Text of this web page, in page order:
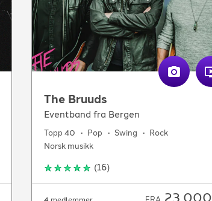
The Bruuds
Eventband fra Bergen
Topp 40 Pop Swing
Rock
Norsk musikk
(16)
23 000